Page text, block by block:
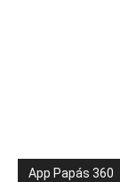
App Papás 360